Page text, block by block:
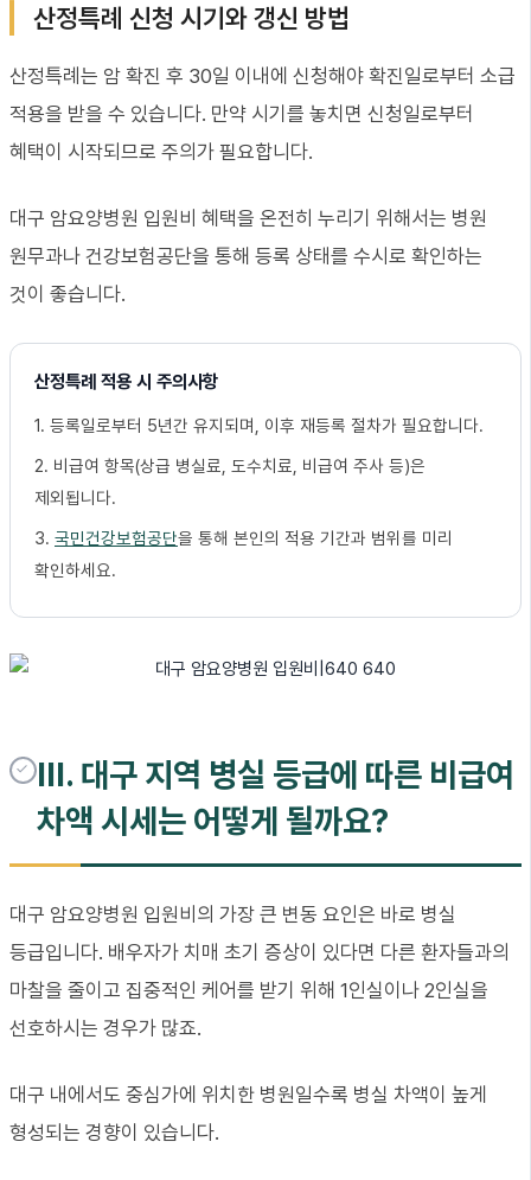
산정특례 신청 시기와 갱신 방법
산정특례는 암 확진 후 30일 이내에 신청해야 확진일로부터 소급
적용을 받을 수 있습니다. 만약 시기를 놓치면 신청일로부터
혜택이 시작되므로 주의가 필요합니다.
대구 암요양병원 입원비 혜택을 온전히 누리기 위해서는 병원
원무과나 건강보험공단을 통해 등록 상태를 수시로 확인하는
것이 좋습니다.
산정특례 적용 시 주의사항
1. 등록일로부터 5년간 유지되며, 이후 재등록 절차가 필요합니다.
2. 비급여 항목(상급 병실료, 도수치료, 비급여 주사 등)은
제외됩니다.
3. 국민건강보험공단을 통해 본인의 적용 기간과 범위를 미리
확인하세요.
III. 대구 지역 병실 등급에 따른 비급여
차액 시세는 어떻게 될까요?
대구 암요양병원 입원비의 가장 큰 변동 요인은 바로 병실
등급입니다. 배우자가 치매 초기 증상이 있다면 다른 환자들과의
마찰을 줄이고 집중적인 케어를 받기 위해 1인실이나 2인실을
선호하시는 경우가 많죠.
대구 내에서도 중심가에 위치한 병원일수록 병실 차액이 높게
형성되는 경향이 있습니다.